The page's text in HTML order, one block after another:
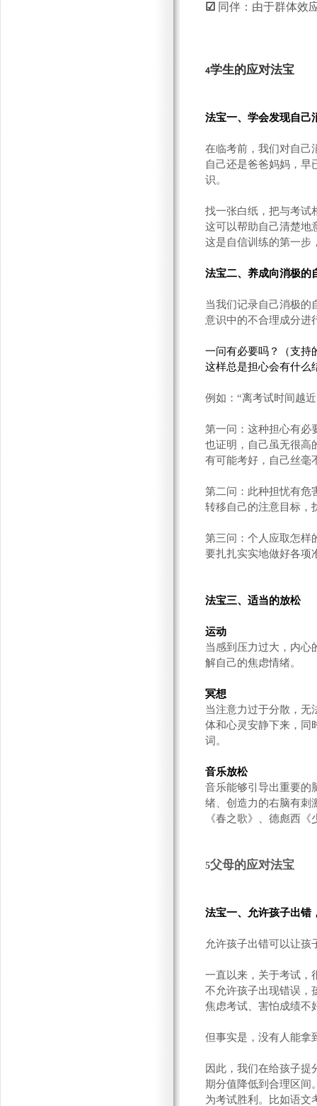
☑ 同伴：由于群体效
4学生的应对法宝
法宝一、学会发现自己
在临考前，我们对自己
自己还是爸爸妈妈，早
识。
找一张白纸，把与考试
这可以帮助自己清楚地
这是自信训练的第一步
法宝二、养成向消极的
当我们记录自己消极的
意识中的不合理成分进
一问有必要吗？（支持
这样总是担心会有什么
例如：“离考试时间越
第一问：这种担心有必
也证明，自己虽无很高
有可能考好，自己丝毫
第二问：此种担忧有危
转移自己的注意目标，
第三问：个人应取怎样
要扎扎实实地做好各项
法宝三、适当的放松
运动
当感到压力过大，内心
解自己的焦虑情绪。
冥想
当注意力过于分散，无
体和心灵安静下来，同
词。
音乐放松
音乐能够引导出重要的
绪、创造力的右脑有刺
《春之歌》、德彪西
5父母的应对法宝
法宝一、允许孩子出错
允许孩子出错可以让孩
一直以来，关于考试，
不允许孩子出现错误，
焦虑考试、害怕成绩不
但事实是，没有人能拿
因此，我们在给孩子提
期分值降低到合理区间
为考试胜利。比如语文